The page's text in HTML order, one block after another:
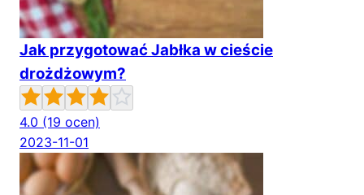
Jak przygotować Jabłka w cieście
drożdżowym?
4.0 (19 ocen)
2023-11-01